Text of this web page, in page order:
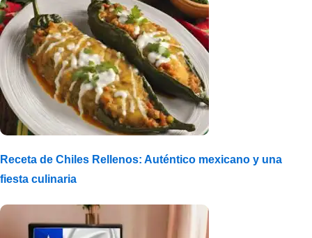
Receta de Chiles Rellenos: Auténtico mexicano y una
fiesta culinaria